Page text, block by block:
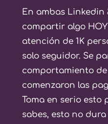
En ambas Linkedin
compartir algo
atención de 1K
solo seguidor. Se
comportamiento
comenzaron las
Toma en serio esto
sabes, esto no